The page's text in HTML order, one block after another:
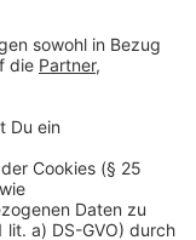
Amazon
an